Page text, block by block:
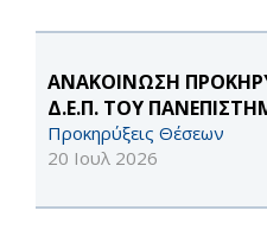
ΑΝΑΚΟΙΝΩΣΗ
Δ.Ε.Π. ΤΟΥ
Προκηρύξεις Θέσεων
20 Ιουλ 2026